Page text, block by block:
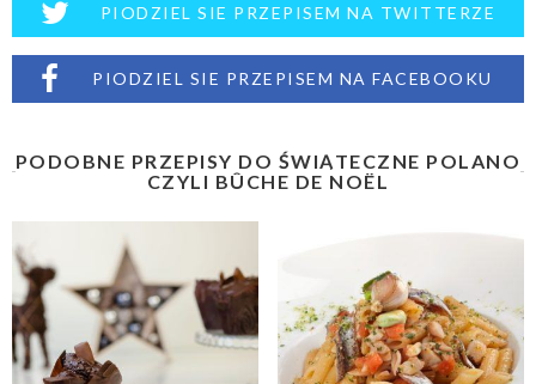
PIODZIEL SIE PRZEPISEM NA TWITTERZE
PIODZIEL SIE PRZEPISEM NA FACEBOOKU
PODOBNE PRZEPISY DO ŚWIĄTECZNE POLANO
CZYLI BÛCHE DE NOËL